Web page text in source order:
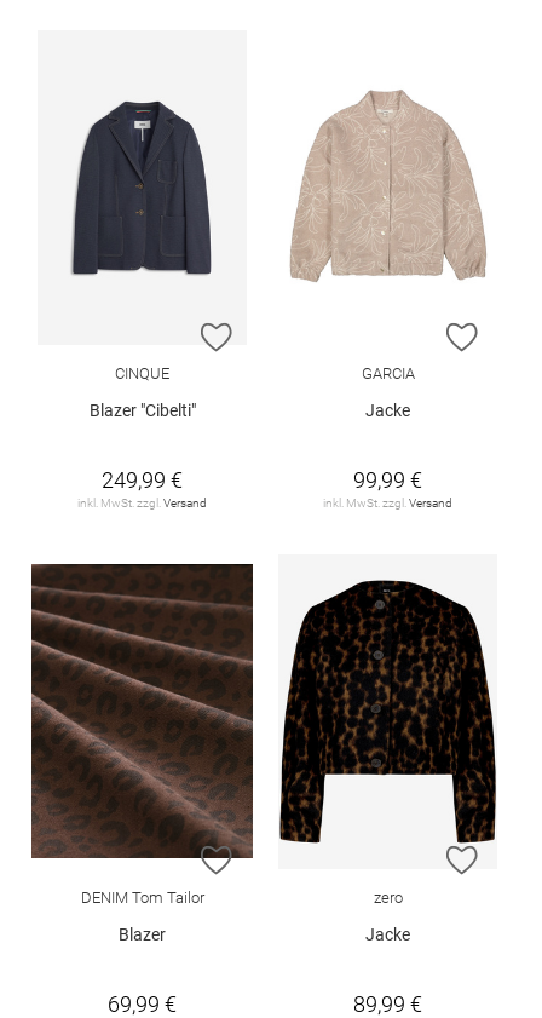
ZUR WUNSCHLISTE HINZUFÜGEN
CINQUE
Blazer "Cibelti"
249,99 €
inkl. MwSt. zzgl. Versand
ZUR
GARCIA
Jacke
99,99 €
inkl. MwSt. zzgl. Versand
ZUR WUNSCHLISTE HINZUFÜGEN
DENIM Tom Tailor
Blazer
69,99 €
ZUR
zero
Jacke
89,99 €